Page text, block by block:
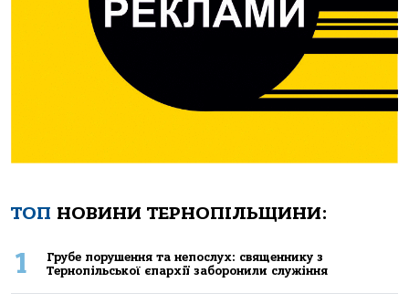
ТОП НОВИНИ ТЕРНОПІЛЬЩИНИ:
1
Грубе порушення та непослух: священнику з
Тернопільської єпархії заборонили служіння